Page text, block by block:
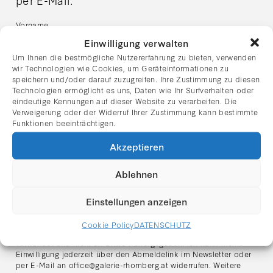
Einwilligung verwalten
Um Ihnen die bestmögliche Nutzererfahrung zu bieten, verwenden
wir Technologien wie Cookies, um Geräteinformationen zu
speichern und/oder darauf zuzugreifen. Ihre Zustimmung zu diesen
Technologien ermöglicht es uns, Daten wie Ihr Surfverhalten oder
eindeutige Kennungen auf dieser Website zu verarbeiten. Die
Verweigerung oder der Widerruf Ihrer Zustimmung kann bestimmte
Funktionen beeinträchtigen.
Akzeptieren
Ablehnen
Einstellungen anzeigen
Cookie PolicyDATENSCHUTZ
Vorname
Nachname
E-Mail Adresse:
Ich habe die Datenschutzerklärung gelesen und stimme
Ich stimme zu, dass meine angegebenen Daten zum Zweck des
Newsletter-Versands verarbeitet werden. Der Versand erfolgt
über den AnbieterMailchimp (Intuit Inc., USA). Meine Daten
werden ausschließlich für den Versand des Newsletters
Einwilligung jederzeit über den Abmeldelink im Newsletter oder
per E-Mail an office@galerie-rhomberg.atwiderrufen. Weitere